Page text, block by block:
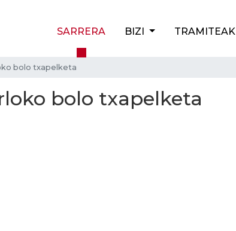
SARRERA BIZI TRAMITEAK
bolo txapelketa
bolo txapelketa